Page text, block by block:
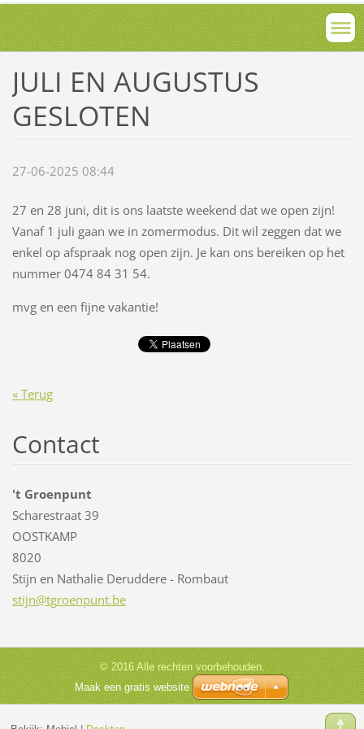
JULI EN AUGUSTUS
GESLOTEN
27-06-2025 08:44
27 en 28 juni, dit is ons laatste weekend dat we open zijn!
Vanaf 1 juli gaan we in zomermodus. Dit wil zeggen dat we
enkel op afspraak nog open zijn. Je kan ons bereiken op het
nummer 0474 84 31 54.
mvg en een fijne vakantie!
« Terug
Contact
't Groenpunt
Scharestraat 39
OOSTKAMP
8020
Stijn en Nathalie Deruddere - Rombaut
stijn@tgroenpunt.be
© 2016 Alle rechten voorbehouden.
Maak een gratis website